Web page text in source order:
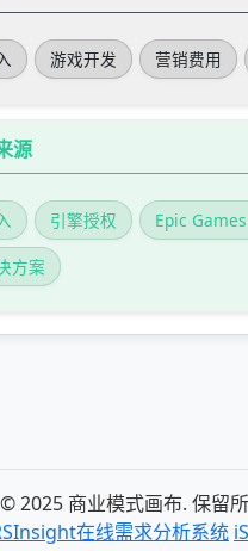
游戏开发 营销费用
源
引擎授权 Epic
方案
© 2025 商业模式画布. 保留
在线需求分析系统